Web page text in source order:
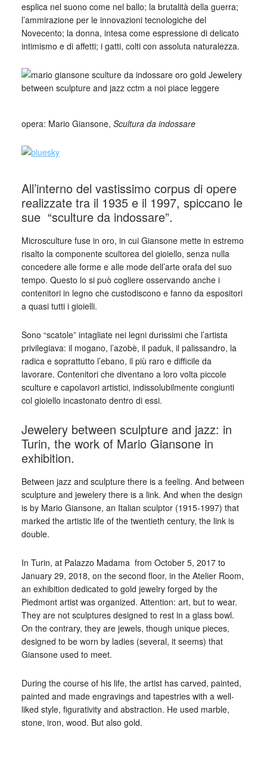
esplica nel suono come nel ballo; la brutalità della guerra;
l’ammirazione per le innovazioni tecnologiche del
Novecento; la donna, intesa come espressione di delicato
intimismo e di affetti; i gatti, colti con assoluta naturalezza.
opera: Mario Giansone, Scultura da indossare
All’interno del vastissimo corpus di opere
realizzate tra il 1935 e il 1997, spiccano le
sue “sculture da indossare”.
Microsculture fuse in oro, in cui Giansone mette in estremo
risalto la componente scultorea del gioiello, senza nulla
concedere alle forme e alle mode dell’arte orafa del suo
tempo. Questo lo si può cogliere osservando anche i
contenitori in legno che custodiscono e fanno da espositori
a quasi tutti i gioielli.
Sono “scatole” intagliate nei legni durissimi che l’artista
privilegiava: il mogano, l’azobè, il paduk, il palissandro, la
radica e soprattutto l’ebano, il più raro e difficile da
lavorare. Contenitori che diventano a loro volta piccole
sculture e capolavori artistici, indissolubilmente congiunti
col gioiello incastonato dentro di essi.
Jewelery between sculpture and jazz: in
Turin, the work of Mario Giansone in
exhibition.
Between jazz and sculpture there is a feeling. And between
sculpture and jewelery there is a link. And when the design
is by Mario Giansone, an Italian sculptor (1915-1997) that
marked the artistic life of the twentieth century, the link is
double.
In Turin, at Palazzo Madama from October 5, 2017 to
January 29, 2018, on the second floor, in the Atelier Room,
an exhibition dedicated to gold jewelry forged by the
Piedmont artist was organized. Attention: art, but to wear.
They are not sculptures designed to rest in a glass bowl.
On the contrary, they are jewels, though unique pieces,
designed to be worn by ladies (several, it seems) that
Giansone used to meet.
During the course of his life, the artist has carved, painted,
painted and made engravings and tapestries with a well-
liked style, figurativity and abstraction. He used marble,
stone, iron, wood. But also gold.